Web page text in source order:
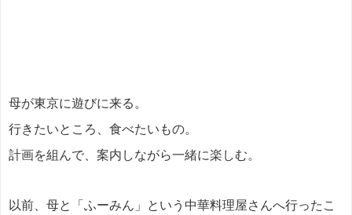
母が東京に遊びに来る。
行きたいところ、食べたいもの。
計画を組んで、案内しながら一緒に楽しむ。
以前、母と「ふーみん」という中華料理屋さんへ行ったこ